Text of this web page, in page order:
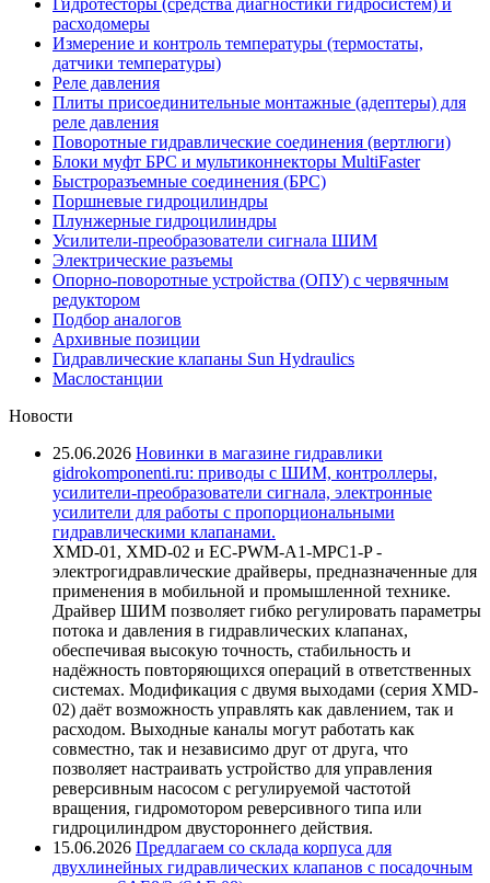
расходомеры
Измерение и контроль температуры (термостаты,
датчики температуры)
Реле давления
Плиты присоединительные монтажные (адептеры) для
реле давления
Поворотные гидравлические соединения (вертлюги)
Блоки муфт БРС и мультиконнекторы MultiFaster
Быстроразъемные соединения (БРС)
Поршневые гидроцилиндры
Плунжерные гидроцилиндры
Усилители-преобразователи сигнала ШИМ
Электрические разъемы
Опорно-поворотные устройства (ОПУ) с червячным
редуктором
Подбор аналогов
Архивные позиции
Гидравлические клапаны Sun Hydraulics
Маслостанции
Новости
25.06.2026 Новинки в магазине гидравлики
gidrokomponenti.ru: приводы с ШИМ, контроллеры,
усилители-преобразователи сигнала, электронные
усилители для работы с пропорциональными
гидравлическими клапанами.
XMD-01, XMD-02 и EC-PWM-A1-MPC1-P -
электрогидравлические драйверы, предназначенные для
применения в мобильной и промышленной технике.
Драйвер ШИМ позволяет гибко регулировать параметры
потока и давления в гидравлических клапанах,
обеспечивая высокую точность, стабильность и
надёжность повторяющихся операций в ответственных
системах. Модификация с двумя выходами (серия XMD-
02) даёт возможность управлять как давлением, так и
расходом. Выходные каналы могут работать как
совместно, так и независимо друг от друга, что
позволяет настраивать устройство для управления
реверсивным насосом с регулируемой частотой
вращения, гидромотором реверсивного типа или
гидроцилиндром двустороннего действия.
15.06.2026 Предлагаем со склада корпуса для
двухлинейных гидравлических клапанов с посадочным